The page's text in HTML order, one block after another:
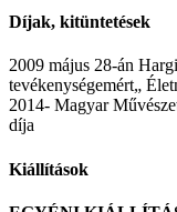
Díjak, kitüntetések
2009 május 28-án
tevékenységemért„
2014- Magyar
díja
Kiállítások